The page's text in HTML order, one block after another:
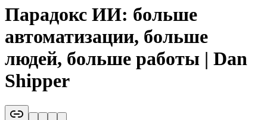
Парадокс ИИ: больше
автоматизации, больше
людей, больше работы | Dan
Shipper